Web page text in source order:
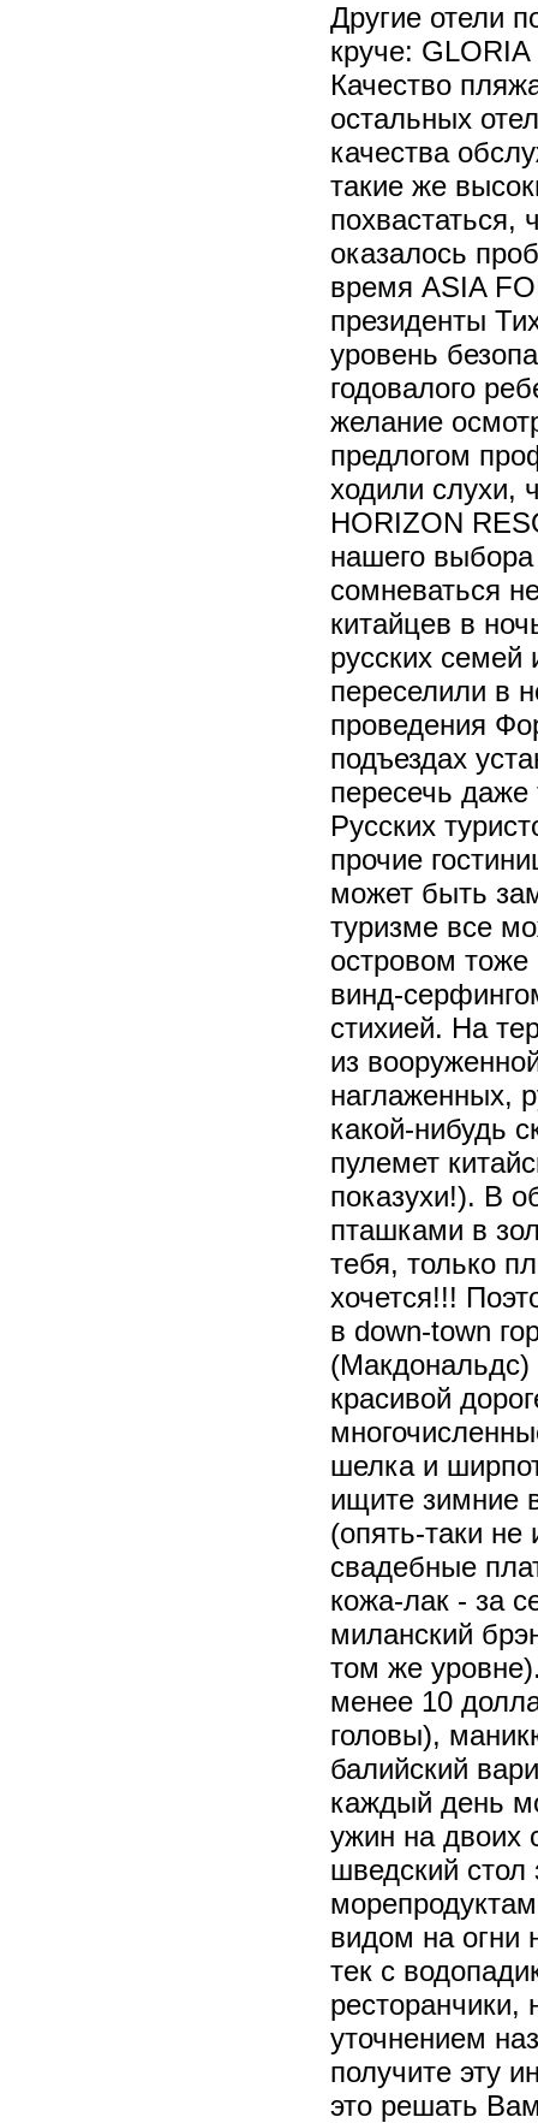
Другие отели
круче:
Качество
остальных
качества
такие же
похвастаться,
оказалось
время ASIA
президенты
уровень
годовалого
желание
предлогом
ходили слухи,
HORIZON
нашего
сомневаться
китайцев в
русских
переселили в
проведения
подъездах
пересечь даже
Русских
прочие
может быть
туризме все
островом
винд-
стихией. На
из
наглаженных,
какой-нибудь
пулемет
показухи!). В
пташками в
тебя, только
хочется!!!
в down-town
(Макдональдс)
красивой
шелка и
ищите зимние
(опять-таки
свадебные
кожа-лак - за
миланский
том же
менее 10
головы),
балийский
каждый день
ужин на двоих
шведский стол
видом на огни
тек с
ресторанчики,
уточнением
получите эту
это решать